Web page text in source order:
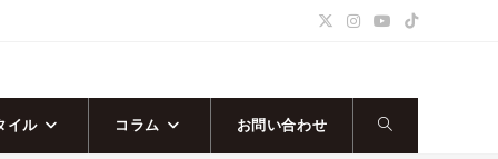
イル コラム お問い合わせ ウ